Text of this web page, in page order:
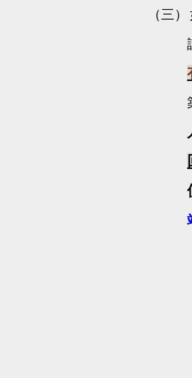
（三）